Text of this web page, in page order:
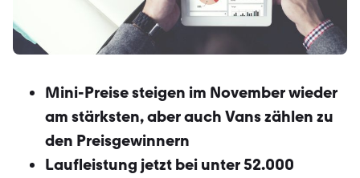
Mini-Preise steigen im November wieder
am stärksten, aber auch Vans zählen zu
den Preisgewinnern
Laufleistung jetzt bei unter 52.000